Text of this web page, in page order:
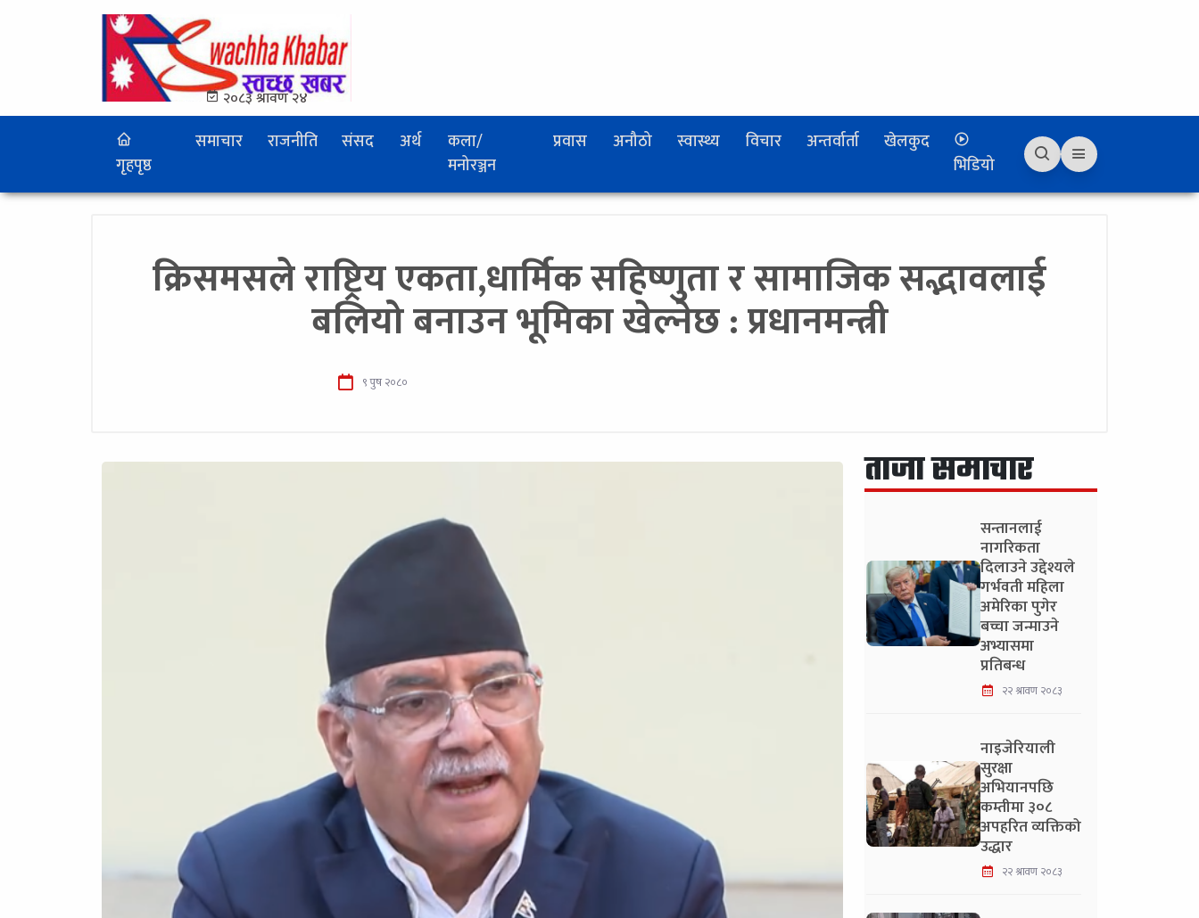
२०८३ श्रावण २४
गृहपृष्ठ
समाचार राजनीति संसद अर्थ
कला/
मनोरञ्जन
प्रवास अनौठो स्वास्थ्य विचार अन्तर्वार्ता
खेलकुद
भिडियो
क्रिसमसले राष्ट्रिय एकता,धार्मिक सहिष्णुता र सामाजिक सद्भावलाई
बलियो बनाउन भूमिका खेल्नेछ : प्रधानमन्त्री
९ पुष २०८०
ताजा समाचार
सन्तानलाई
नागरिकता
दिलाउने उद्देश्यले
गर्भवती महिला
अमेरिका पुगेर
बच्चा जन्माउने
अभ्यासमा
प्रतिबन्ध
२२ श्रावण २०८३
नाइजेरियाली
सुरक्षा
अभियानपछि
कम्तीमा ३०८
अपहरित व्यक्तिको
उद्धार
२२ श्रावण २०८३